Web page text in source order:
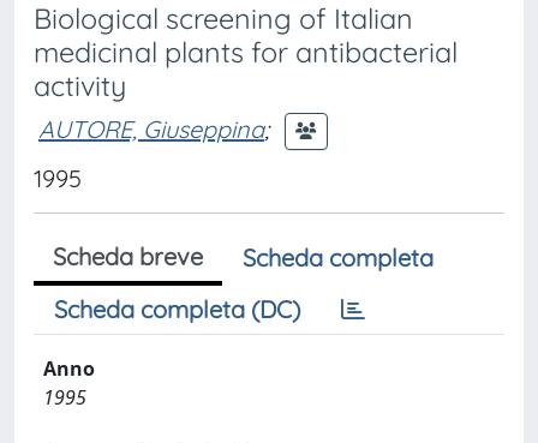
Biological screening of Italian
medicinal plants for antibacterial
activity
AUTORE, Giuseppina;
1995
Scheda breve
Scheda completa
Scheda completa (DC)
Anno
1995